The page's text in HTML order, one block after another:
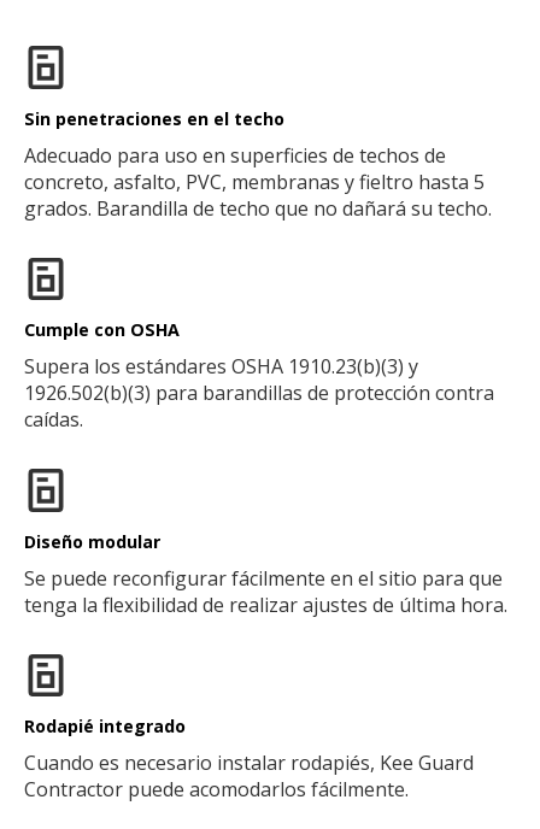
Sin penetraciones en el techo
Adecuado para uso en superficies de techos de
concreto, asfalto, PVC, membranas y fieltro hasta 5
grados. Barandilla de techo que no dañará su techo.
Cumple con OSHA
Supera los estándares OSHA 1910.23(b)(3) y
1926.502(b)(3) para barandillas de protección contra
caídas.
Diseño modular
Se puede reconfigurar fácilmente en el sitio para que
tenga la flexibilidad de realizar ajustes de última hora.
Rodapié integrado
Cuando es necesario instalar rodapiés, Kee Guard
Contractor puede acomodarlos fácilmente.